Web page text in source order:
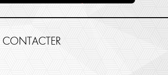
Beaufret
Marie-France Hirigoyen Plaisir
Finitude Midal
Magazine